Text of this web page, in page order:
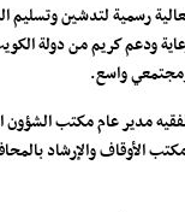
رسمية لتدشين وتسليم
ودعم كريم من دولة
واسع.
مدير عام مكتب الشؤون
الأوقاف والإرشاد